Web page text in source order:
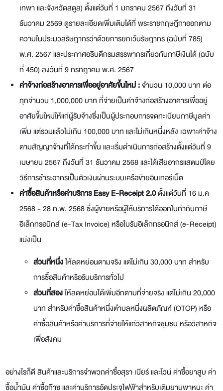
เทพา และจังหวัดสตูล) ตั้งแต่วันที่ 1 มกราคม 2567 ถึงวันที่ 31
ธันวาคม 2569 ดูรายละเอียดเพิ่มเติมได้ที่ พระราชกฤษฎีกาออกตาม
ความในประมวลรัษฎากรว่าด้วยการยกเว้นรัษฎากร (ฉบับที่ 785)
พ.ศ. 2567 และประกาศอธิบดีกรมสรรพากรเกี่ยวกับภาษีเงินได้ (ฉบับ
ที่ 450) ลงวันที่ 9 กรกฎาคม พ.ศ. 2567
ค่าจ้างก่อสร้างอาคารเพื่ออยู่อาศัยขึ้นใหม่:จำนวน 10,000 บาท ต่อ
ทุกจำนวน 1,000,000 บาท ที่จ่ายเป็นค่าจ้างก่อสร้างอาคารเพื่ออยู่
อาศัยขึ้นใหม่ให้แก่ผู้รับจ้างซึ่งเป็นผู้ประกอบการจดทะเบียนภาษีมูลค่า
เพิ่ม แต่รวมแล้วไม่เกิน 100,000 บาท และไม่เกินหนึ่งหลัง เฉพาะค่าจ้าง
ตามสัญญาจ้างที่ได้กระทำขึ้น และเริ่มดำเนินการก่อสร้างตั้งแต่วันที่ 9
เมษายน 2567 ถึงวันที่ 31 ธันวาคม 2568 และได้เสียอากรแสตมป์โดย
วิธีการชำระอากรเป็นตัวเงินผ่านระบบเครือข่ายอินเทอร์เน็ต
ค่าซื้อสินค้าหรือค่าบริการEasy E-Receipt 2.0ตั้งแต่วันที่ 16 ม.ค
2568 - 28 ก.พ. 2568 ซึ่งผู้ขายหรือผู้ให้บริการได้ออกใบกำกับภาษี
อิเล็กทรอนิกส์ (e-Tax Invoice) หรือใบรับอิเล็กทรอนิกส์ (e-Receipt)
แบ่งเป็น
ส่วนที่หนึ่งให้ลดหย่อนตามจริง แต่ไม่เกิน 30,000 บาท สำหรับ
การซื้อสินค้าหรือรับบริการทั่วไป
ส่วนที่สองให้ลดหย่อนได้เพิ่มอีกตามที่จ่ายจริง แต่ไม่เกิน 20,000
บาท สำหรับค่าซื้อสินค้าหนึ่งตำบลหนึ่งผลิตภัณฑ์ (OTOP) หรือ
ค่าซื้อสินค้าหรือค่าบริการที่จ่ายให้แก่วิสาหกิจชุมชน หรือวิสาหกิจ
เพื่อสังคม
อย่างไรก็ดี สินค้าและบริการจำพวกค่าซื้อสุรา เบียร์ และไวน์ ค่าซื้อยาสูบ ค่า
ซื้อน้ำมัน ค่าซื้อก๊าซ และค่าบริการอัดประจุไฟฟ้าสำหรับเติมยานพาหนะ ค่า